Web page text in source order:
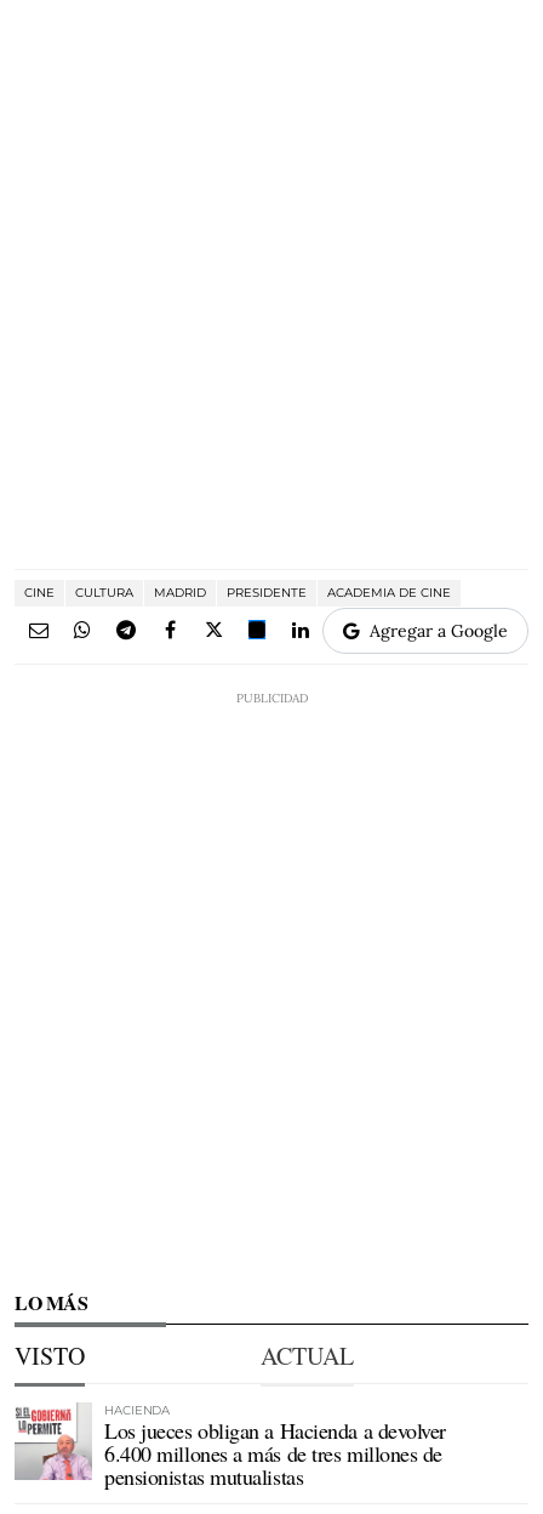
CINE CULTURA MADRID PRESIDENTE ACADEMIA DE CINE
Agregar a Google
LO MÁS
VISTO ACTUAL
HACIENDA
Los jueces obligan a Hacienda a devolver
6.400 millones a más de tres millones de
pensionistas mutualistas